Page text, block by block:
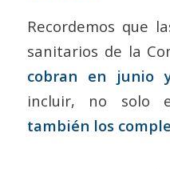
Recordemos que
sanitarios de la
cobran en junio
incluir, no solo
también los